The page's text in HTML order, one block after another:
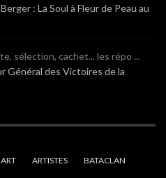
: La Soul à Fleur de Peau au
sélection, cachet... les répo ...
Général des Victoires de la
ART ARTISTES BATACLAN